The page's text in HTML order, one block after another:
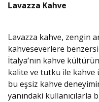
Lavazza Kahve
Lavazza kahve, zengin
kahveseverlere
İtalya’nın kahve
kalite ve tutku ile kahve
bu eşsiz kahve
yanındaki kullanıcılarla